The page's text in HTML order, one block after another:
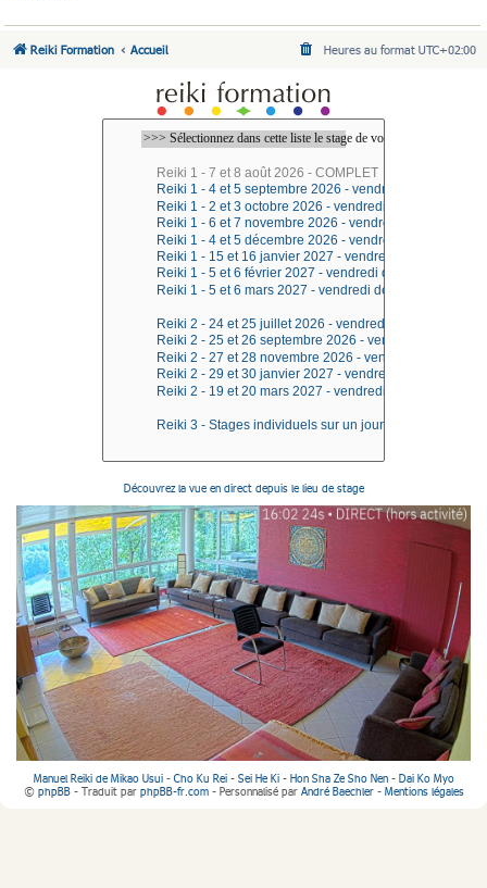
Reiki Formation Accueil Heures au format UTC+02:00
Découvrez la vue en direct depuis le lieu de stage
Manuel Reiki de Mikao Usui- Cho Ku Rei- Sei He Ki- Hon Sha Ze Sho Nen- Dai Ko Myo
© phpBB- Traduit par phpBB-fr.com- Personnalisé par André Baechler- Mentions légales